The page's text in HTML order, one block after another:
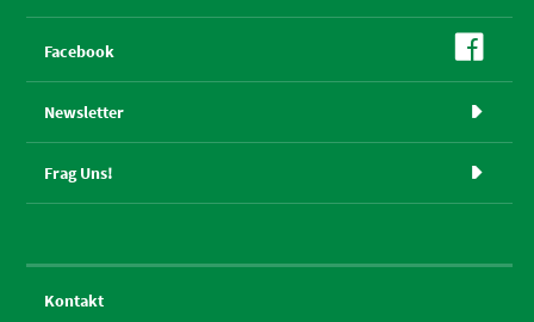
Facebook 
Newsletter 
Frag Uns! 
Kontakt